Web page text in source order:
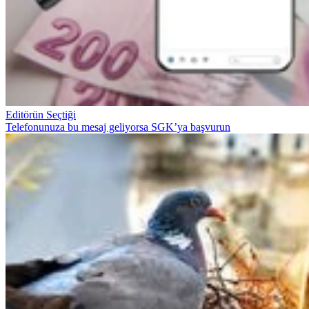
Editörün Seçtiği
Telefonunuza bu mesaj geliyorsa SGK’ya başvurun